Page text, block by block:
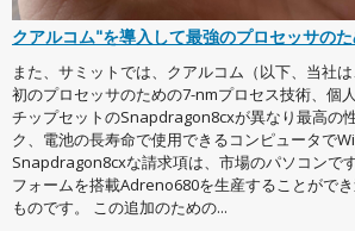
クアルコム"を導入して最強のプロセッサの
また、サミットでは、クアルコム（以下、当社
初のプロセッサのための7-nmプロセス技術、個
チップセットのSnapdragon8cxが異なり最高の
ク、電池の長寿命で使用できるコンピュータで
Snapdragon8cxな請求項は、市場のパソコンで
フォームを搭載Adreno680を生産することがで
ものです。 この追加のための...